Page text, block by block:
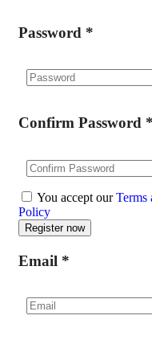
Password *
Confirm Password *
You accept ourTerms
Policy
Email *